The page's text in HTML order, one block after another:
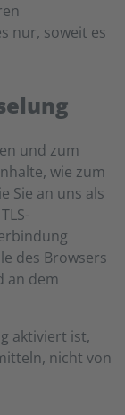
nur, soweit es
und zum
wie zum
Sie an uns als
des Browsers
an dem
aktiviert ist,
nicht von